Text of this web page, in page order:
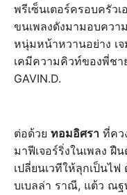
พรีเซ็นเตอร์ครอบครัว
ขนเพลงดังมามอบคว
หนุ่มหน้าหวานอย่าง เ
เคมีความคิวท์ของพี่ชา
GAVIN.D.
ต่อด้วย ทอมอิศรา ที่คว
มาฟีเจอร์ริ่งในเพลง
เปลี่ยนเวทีให้ลุกเป็นไ
บเบลล่า ราณี, แต้ว ณฐ